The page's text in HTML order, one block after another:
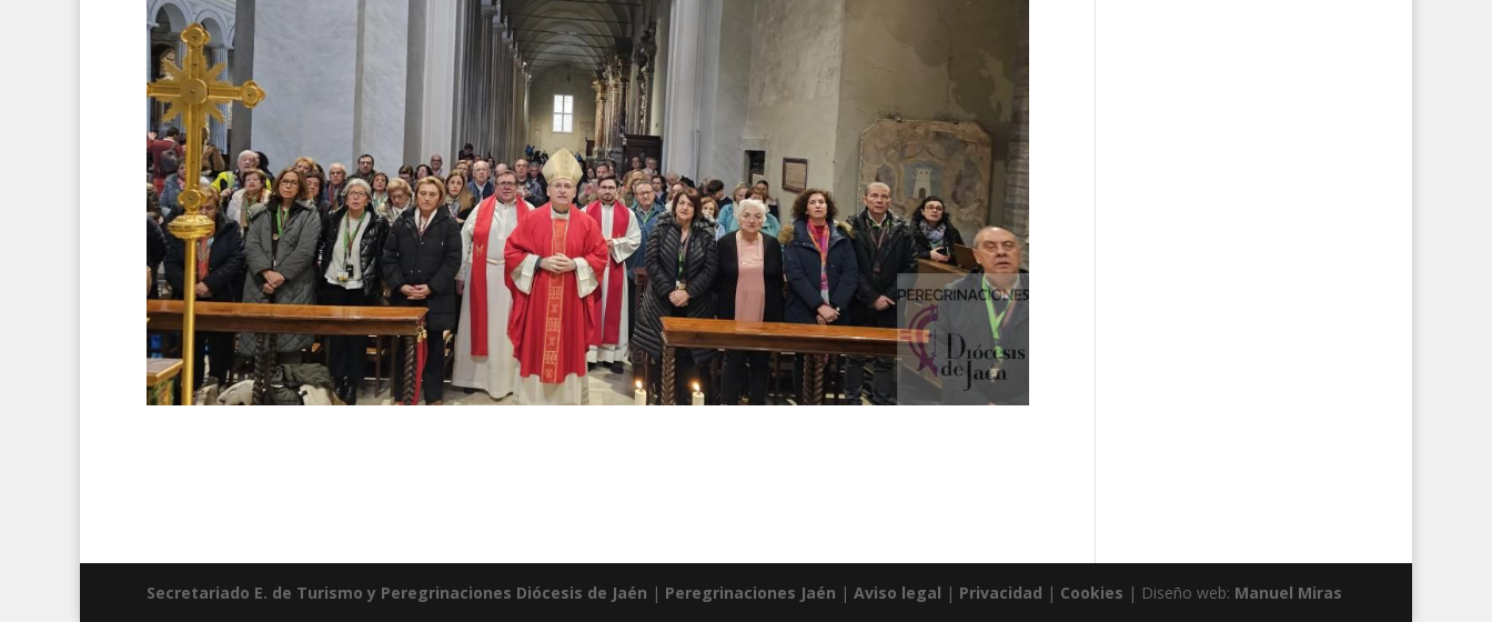
Secretariado E. de Turismo y Peregrinaciones Diócesis de Jaén | Peregrinaciones Jaén | Aviso legal | Privacidad | Cookies | Diseño web: Manuel Miras